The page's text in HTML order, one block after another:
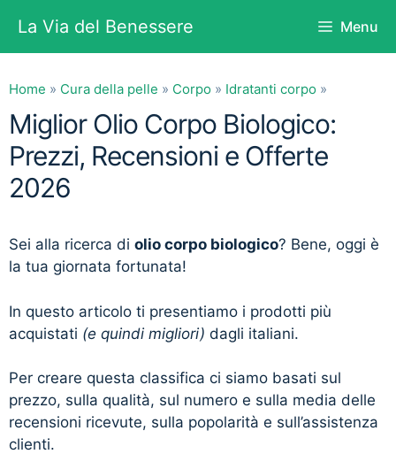
contenuto
La Via del Benessere Menu
Home » Cura della pelle » Corpo » Idratanti corpo »
Miglior Olio Corpo Biologico:
Prezzi, Recensioni e Offerte
2026
Sei alla ricerca di olio corpo biologico? Bene, oggi è
la tua giornata fortunata!
In questo articolo ti presentiamo i prodotti più
acquistati (e quindi migliori) dagli italiani.
Per creare questa classifica ci siamo basati sul
prezzo, sulla qualità, sul numero e sulla media delle
recensioni ricevute, sulla popolarità e sull’assistenza
clienti.